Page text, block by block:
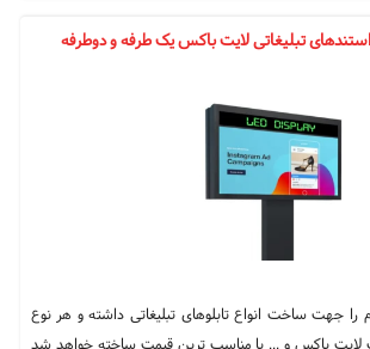
تبلیغاتی لایت باکس یک طرفه و دوطرفه
را جهت ساخت انواع تابلوهای تبلیغاتی داشته و هر نوع
لایت باکس و ... با مناسب ترین قیمت ساخته خواهد شد